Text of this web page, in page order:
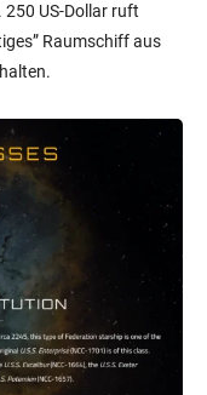
US-Dollar ruft
Raumschiff aus